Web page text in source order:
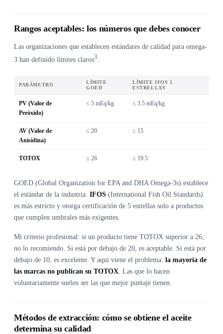
Rangos aceptables: los números que debes conocer
Las organizaciones que establecen estándares de calidad para omega-
3 han definido límites claros3:
PARÁMETRO
LÍMITE
GOED
LÍMITE IFOS 5
ESTRELLAS
PV (Valor de
Peróxido)
≤ 5 mEq/kg ≤ 3.5 mEq/kg
AV (Valor de
Anisidina)
≤ 20 ≤ 15
TOTOX ≤ 26 ≤ 19.5
GOED (Global Organization for EPA and DHA Omega-3s) establece
el estándar de la industria. IFOS (International Fish Oil Standards)
es más estricto y otorga certificación de 5 estrellas solo a productos
que cumplen umbrales más exigentes.
Mi criterio profesional: si un producto tiene TOTOX superior a 26,
no lo recomiendo. Si está por debajo de 20, es aceptable. Si está por
debajo de 10, es excelente. Y aquí viene el problema: la mayoría de
las marcas no publican su TOTOX . Las que lo hacen
voluntariamente suelen ser las que mejor puntaje tienen.
Métodos de extracción: cómo se obtiene el aceite
determina su calidad